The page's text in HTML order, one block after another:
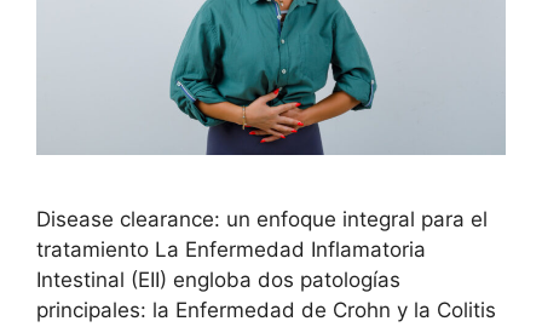
Disease clearance: un enfoque integral para el
tratamiento La Enfermedad Inflamatoria
Intestinal (EII) engloba dos patologías
principales: la Enfermedad de Crohn y la Colitis